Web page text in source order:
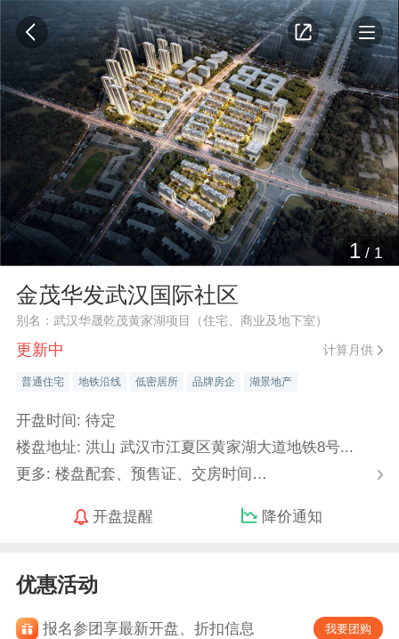
1/ 1
金茂华发武汉国际社区
别名：武汉华晟乾茂黄家湖项目（住宅、商业及地下室）
更新中 计算月供
普通住宅 地铁沿线 低密居所 品牌房企 湖景地产
开盘时间: 待定
楼盘地址: 洪山 武汉市江夏区黄家湖大道地铁8号...
更多: 楼盘配套、预售证、交房时间…
开盘提醒 降价通知
优惠活动
报名参团享最新开盘、折扣信息 我要团购